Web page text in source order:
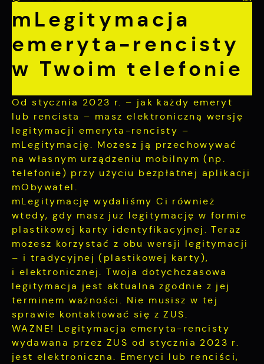
mLegitymacja
emeryta-rencisty
w Twoim telefonie
Od stycznia 2023 r. – jak każdy emeryt
lub rencista – masz elektroniczną wersję
legitymacji emeryta-rencisty –
mLegitymację. Możesz ją przechowywać
na własnym urządzeniu mobilnym (np.
telefonie) przy użyciu bezpłatnej aplikacji
mObywatel.
mLegitymację wydaliśmy Ci również
wtedy, gdy masz już legitymację w formie
plastikowej karty identyfikacyjnej. Teraz
możesz korzystać z obu wersji legitymacji
– i tradycyjnej (plastikowej karty),
i elektronicznej. Twoja dotychczasowa
legitymacja jest aktualna zgodnie z jej
terminem ważności. Nie musisz w tej
sprawie kontaktować się z ZUS.
WAŻNE! Legitymacja emeryta-rencisty
wydawana przez ZUS od stycznia 2023 r.
jest elektroniczna. Emeryci lub renciści,
prywatności, logowania czy wypełniania
formularzy. Dzięki plikom cookies strona, z
której korzystasz, może działać bez zakłóceń.
Funkcjonalne i personalizacyjne
Tego typu pliki cookies umożliwiają stronie
internetowej zapamiętanie wprowadzonych
przez Ciebie ustawień oraz personalizację
określonych funkcjonalności czy
prezentowanych treści.
większy komfort korzystania z funkcjonalności
naszej strony poprzez dopasowanie jej do
Twoich indywidualnych preferencji. Wyrażenie
zgody na funkcjonalne i personalizacyjne pliki
cookies gwarantuje dostępność większej ilości
funkcji na stronie.
Więcej
Analityczne
Analityczne pliki cookies pomagają nam
rozwijać się i dostosowywać do Twoich
Cookies analityczne pozwalają na uzyskanie
informacji w zakresie wykorzystywania witryny
internetowej, miejsca oraz częstotliwości, z
jaką odwiedzane są nasze serwisy www. Dane
pozwalają nam na ocenę naszych serwisów
internetowych pod względem ich popularności
wśród użytkowników. Zgromadzone informacje
są przetwarzane w formie zanonimizowanej.
Wyrażenie zgody na analityczne pliki cookies
gwarantuje dostępność wszystkich
funkcjonalności.
Więcej
Reklamowe
Dzięki reklamowym plikom cookies
prezentujemy Ci najciekawsze informacje i
aktualności na stronach naszych partnerów.
Promocyjne pliki cookies służą do
prezentowania Ci naszych komunikatów na
podstawie analizy Twoich upodobań oraz
Twoich zwyczajów dotyczących przeglądanej
witryny internetowej. Treści promocyjne mogą
pojawić się na stronach podmiotów trzecich
Więcej